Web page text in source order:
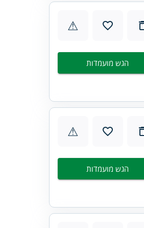
⚠
הגש מועמדות
⚠
הגש מועמדות